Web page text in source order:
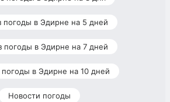
погоды в Эдирне на 5 дней
погоды в Эдирне на 7 дней
погоды в Эдирне на 10 дней
Новости погоды